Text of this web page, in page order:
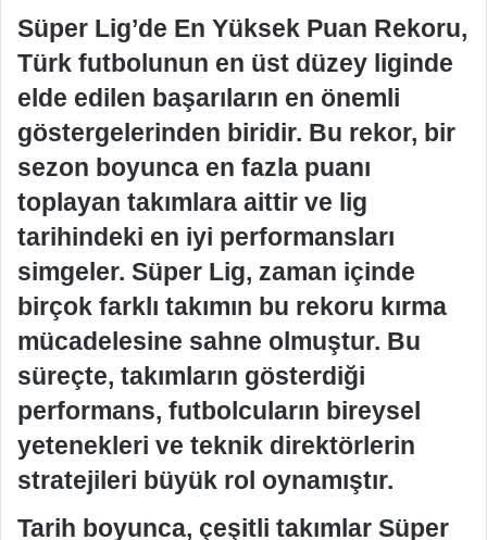
Süper Lig’de En Yüksek Puan Rekoru,
Türk futbolunun en üst düzey liginde
elde edilen başarıların en önemli
göstergelerinden biridir. Bu rekor, bir
sezon boyunca en fazla puanı
toplayan takımlara aittir ve lig
tarihindeki en iyi performansları
simgeler. Süper Lig, zaman içinde
birçok farklı takımın bu rekoru kırma
mücadelesine sahne olmuştur. Bu
süreçte, takımların gösterdiği
performans, futbolcuların bireysel
yetenekleri ve teknik direktörlerin
stratejileri büyük rol oynamıştır.
Tarih boyunca, çeşitli takımlar Süper